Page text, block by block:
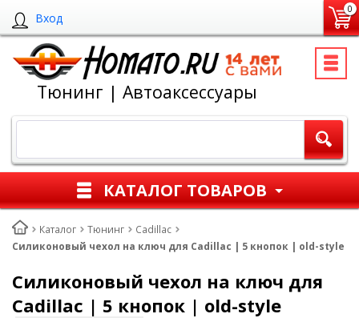
Вход
0
Тюнинг | Автоаксессуары
КАТАЛОГ ТОВАРОВ
Каталог Тюнинг
Cadillac
Силиконовый чехол на ключ для Cadillac | 5 кнопок | old-style
Силиконовый чехол на ключ для
Cadillac | 5 кнопок | old-style